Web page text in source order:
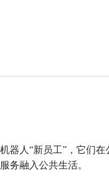
器人“新员工”，它们
务融入公共生活。